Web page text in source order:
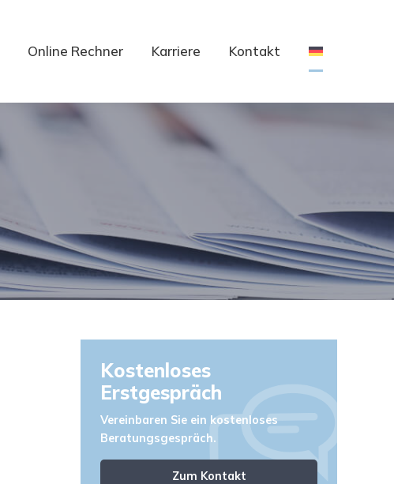
Online Rechner Karriere Kontakt
Kostenloses
Erstgespräch
Vereinbaren Sie ein kostenloses
Beratungsgespräch.
Zum Kontakt